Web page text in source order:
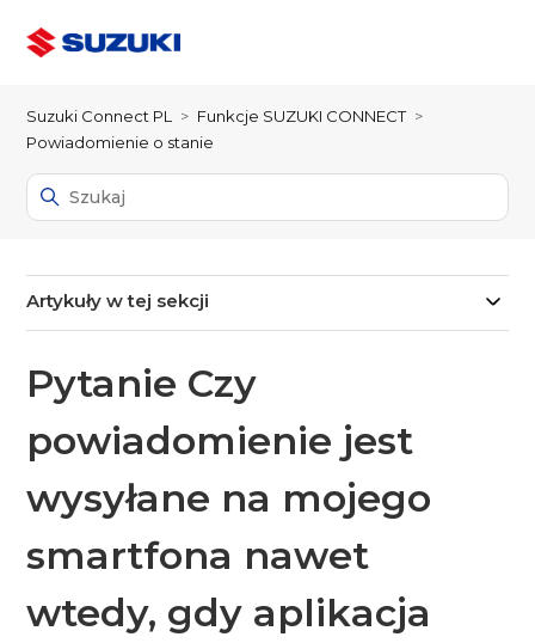
Suzuki Connect PL
Funkcje SUZUKI CONNECT
Powiadomienie o stanie
Artykuły w tej sekcji
Pytanie Czy
powiadomienie jest
wysyłane na mojego
smartfona nawet
wtedy, gdy aplikacja